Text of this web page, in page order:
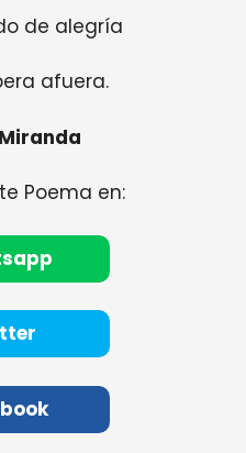
de alegría
afuera.
Poema en: